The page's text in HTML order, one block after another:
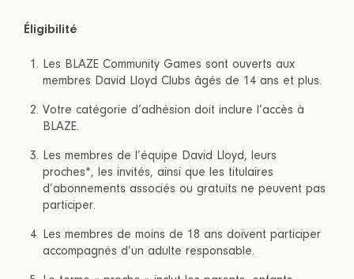
Éligibilité
Les BLAZE Community Games sont ouverts aux
membres David Lloyd Clubs âgés de 14 ans et plus.
Votre catégorie d’adhésion doit inclure l’accès à
BLAZE.
Les membres de l’équipe David Lloyd, leurs
proches*, les invités, ainsi que les titulaires
d’abonnements associés ou gratuits ne peuvent pas
participer.
Les membres de moins de 18 ans doivent participer
accompagnés d’un adulte responsable.